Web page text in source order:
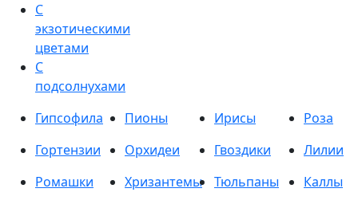
С
экзотическими
цветами
С
подсолнухами
Гипсофила
Пионы Ирисы
Роза
Гортензии
Орхидеи Гвоздики
Лилии
Ромашки
Хризантемы Тюльпаны
Каллы